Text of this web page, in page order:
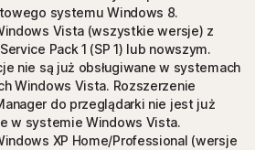
systemu Windows 8.
Vista (wszystkie wersje) z
Pack 1 (SP 1) lub nowszym.
nie są już obsługiwane w systemach
Windows Vista. Rozszerzenie
do przeglądarki nie jest już
w systemie Windows Vista.
XP Home/Professional (wersje